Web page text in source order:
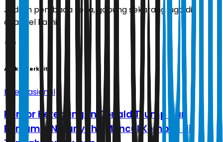
Jadilah pembaca setia, gabung sekarang juga di
channel kami!
Artikel Terkait
Internasional
Rumor Ketegangan Donald Trump dan
Benjamin Netanyahu Muncul Kembali di